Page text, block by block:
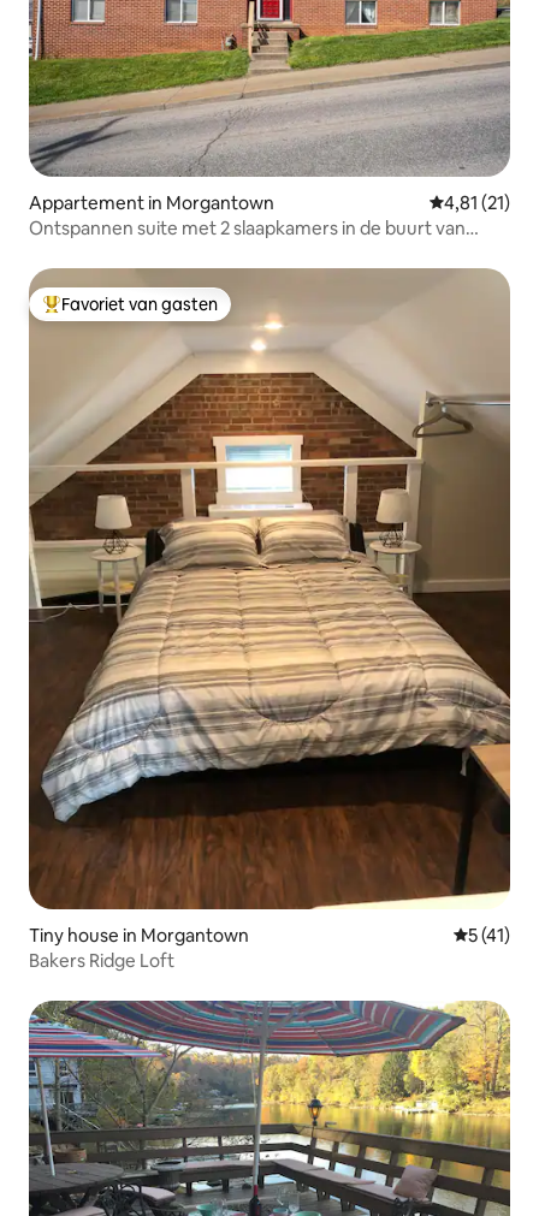
Appartement in Morgantown Gemiddelde
4,81 (21)
Ontspannen suite met 2 slaapkamers in de buurt van
Topfavoriet van gasten
Favoriet van gasten
Tiny house in Morgantown
5 (41)
Bakers Ridge Loft